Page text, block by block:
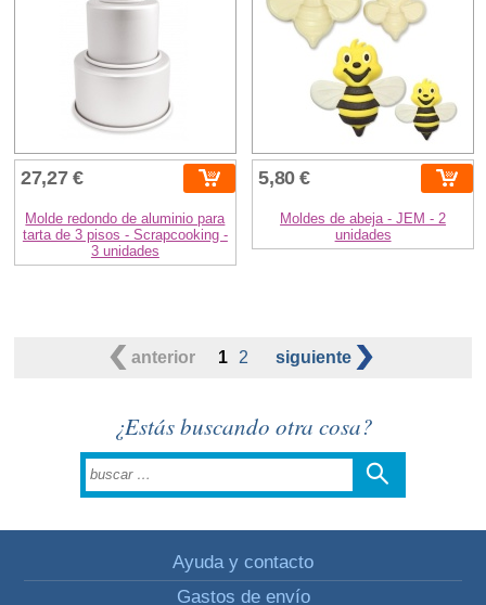
27,27 €
Molde redondo de aluminio para
tarta de 3 pisos - Scrapcooking -
3 unidades
5,80 €
Moldes de abeja - JEM - 2
unidades
anterior 1 2 siguiente
¿Estás buscando otra cosa?
Ayuda y contacto
Gastos de envío